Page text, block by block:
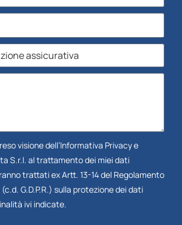
visione dell’Informativa Privacye
S.r.l. al trattamento dei miei dati
trattati ex Artt. 13-14 del Regolamento
G.D.P.R.) sulla protezione dei dati
ivi indicate.